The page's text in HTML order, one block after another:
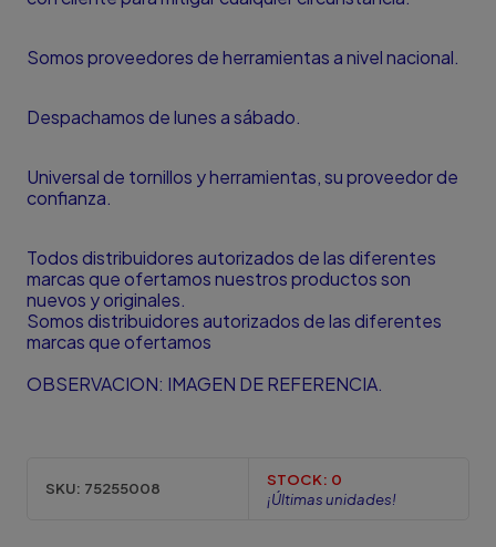
Somos proveedores de herramientas a nivel nacional.
Despachamos de lunes a sábado.
Universal de tornillos y herramientas, su proveedor de
confianza.
Todos distribuidores autorizados de las diferentes
marcas que ofertamos nuestros productos son
nuevos y originales.
Somos distribuidores autorizados de las diferentes
marcas que ofertamos
OBSERVACION: IMAGEN DE REFERENCIA.
SKU: 75255008 STOCK: 0
¡Últimas unidades!